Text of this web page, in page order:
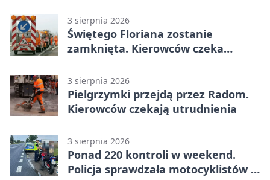
3 sierpnia 2026
Świętego Floriana zostanie
zamknięta. Kierowców czeka
3 sierpnia 2026
Pielgrzymki przejdą przez Radom.
Kierowców czekają utrudnienia
3 sierpnia 2026
Ponad 220 kontroli w weekend.
Policja sprawdzała motocyklistów w